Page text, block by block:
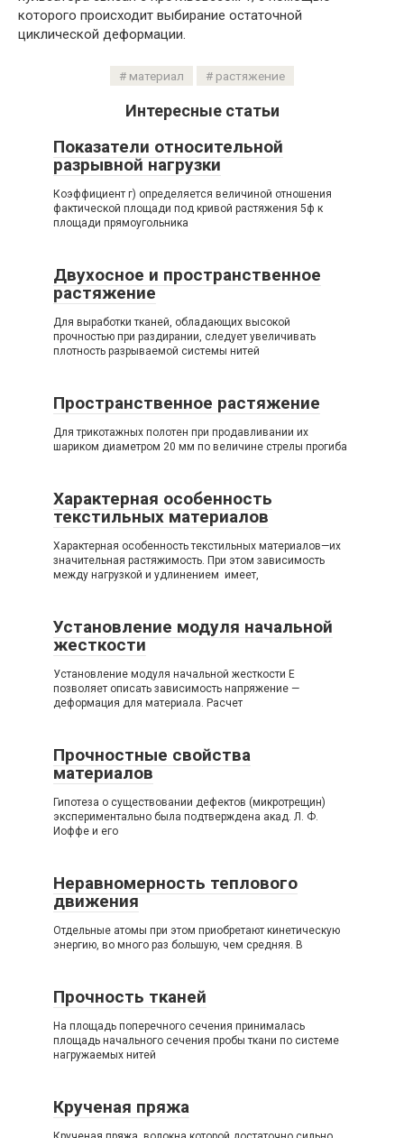
которого происходит выбирание остаточной
циклической деформации.
материал растяжение
Интересные статьи
Показатели относительной
разрывной нагрузки
Коэффициент г) определяется величиной отношения
фактической площади под кривой растяжения 5ф к
площади прямоугольника
Двухосное и пространственное
растяжение
Для выработки тканей, обладающих высокой
прочностью при раздирании, следует увеличивать
плотность разрываемой системы нитей
Пространственное растяжение
Для трикотажных полотен при продавливании их
шариком диаметром 20 мм по величине стрелы прогиба
Характерная особенность
текстильных материалов
Характерная особенность текстильных материалов—их
значительная растяжимость. При этом зависимость
между нагрузкой и удлинением имеет,
Установление модуля начальной
жесткости
Установление модуля начальной жесткости Е
позволяет описать зависимость напряжение —
деформация для материала. Расчет
Прочностные свойства
материалов
Гипотеза о существовании дефектов (микротрещин)
экспериментально была подтверждена акад. Л. Ф.
Иоффе и его
Неравномерность теплового
движения
Отдельные атомы при этом приобретают кинетическую
энергию, во много раз большую, чем средняя. В
Прочность тканей
На площадь поперечного сечения принималась
площадь начального сечения пробы ткани по системе
нагружаемых нитей
Крученая пряжа